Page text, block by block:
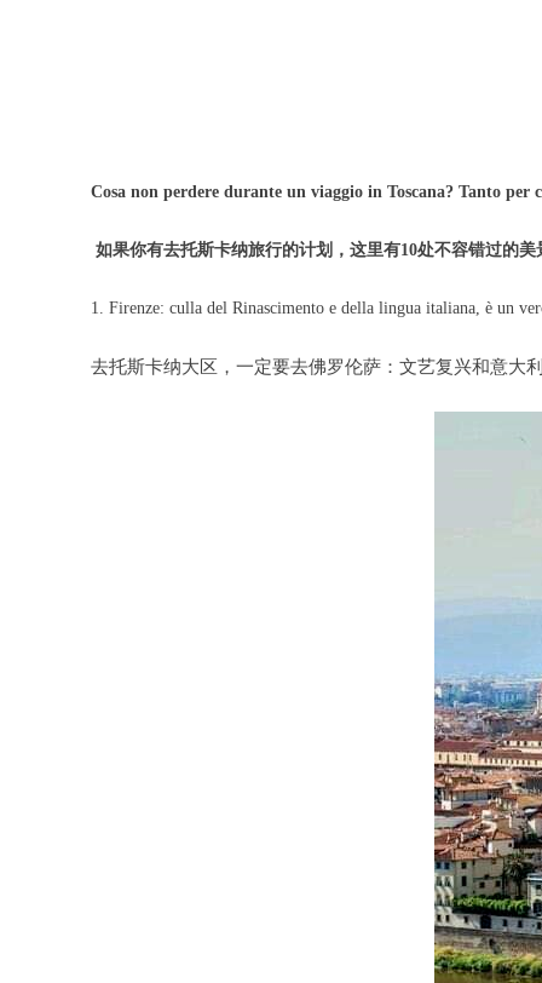
Cosa non perdere durante un viaggio in Toscana? Tanto per
如果你有去托斯卡纳旅行的计划，这里有10处不容错过的美
1. Firenze: culla del Rinascimento e della lingua italiana, è un
去托斯卡纳大区，一定要去佛罗伦萨：文艺复兴和意大